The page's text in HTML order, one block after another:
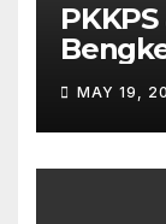
MAY 19,